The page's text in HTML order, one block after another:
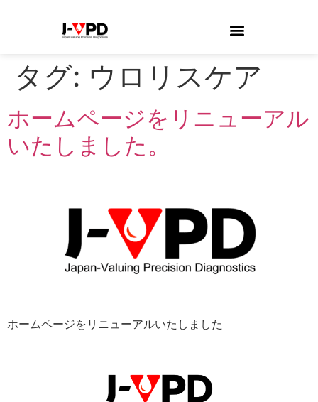
タグ: ウロリスケア
ホームページをリニューアル
いたしました。
ホームページをリニューアルいたしました